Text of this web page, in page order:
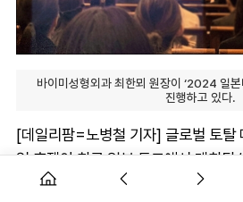
바이미성형외과 최한뫼 원장이 ‘2024 일
진행하고 있다.
[데일리팜=노병철 기자] 글로벌 토탈
업 휴젤이 최근 일본 도쿄에서 개최
회(JAPSA, Japan Association of